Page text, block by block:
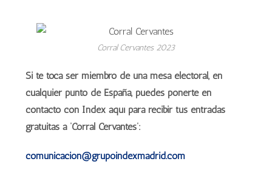
Corral Cervantes 2023
Si te toca ser miembro de una mesa electoral, en
cualquier punto de España, puedes ponerte en
contacto con Index aquí para recibir tus entradas
gratuitas a ‘Corral Cervantes’:
comunicacion@grupoindexmadrid.com